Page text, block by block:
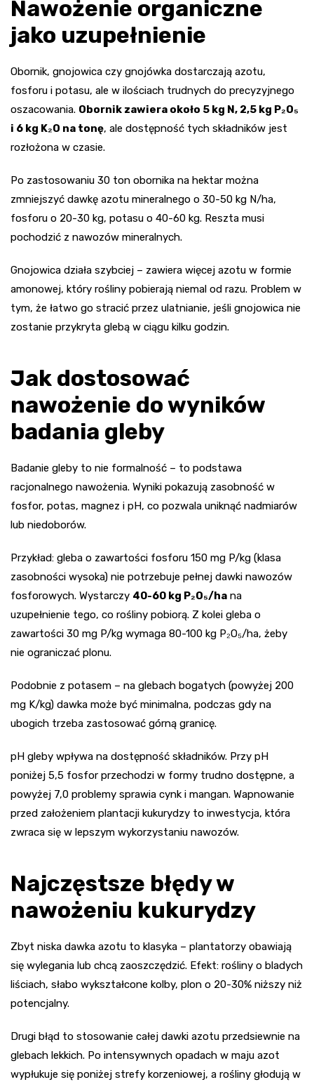
Nawożenie organiczne
jako uzupełnienie
Obornik, gnojowica czy gnojówka dostarczają azotu,
fosforu i potasu, ale w ilościach trudnych do precyzyjnego
oszacowania. Obornik zawiera około 5 kg N, 2,5 kg P₂O₅
i 6 kg K₂O na tonę, ale dostępność tych składników jest
rozłożona w czasie.
Po zastosowaniu 30 ton obornika na hektar można
zmniejszyć dawkę azotu mineralnego o 30-50 kg N/ha,
fosforu o 20-30 kg, potasu o 40-60 kg. Reszta musi
pochodzić z nawozów mineralnych.
Gnojowica działa szybciej – zawiera więcej azotu w formie
amonowej, który rośliny pobierają niemal od razu. Problem w
tym, że łatwo go stracić przez ulatnianie, jeśli gnojowica nie
zostanie przykryta glebą w ciągu kilku godzin.
Jak dostosować
nawożenie do wyników
badania gleby
Badanie gleby to nie formalność – to podstawa
racjonalnego nawożenia. Wyniki pokazują zasobność w
fosfor, potas, magnez i pH, co pozwala uniknąć nadmiarów
lub niedoborów.
Przykład: gleba o zawartości fosforu 150 mg P/kg (klasa
zasobności wysoka) nie potrzebuje pełnej dawki nawozów
fosforowych. Wystarczy 40-60 kg P₂O₅/ha na
uzupełnienie tego, co rośliny pobiorą. Z kolei gleba o
zawartości 30 mg P/kg wymaga 80-100 kg P₂O₅/ha, żeby
nie ograniczać plonu.
Podobnie z potasem – na glebach bogatych (powyżej 200
mg K/kg) dawka może być minimalna, podczas gdy na
ubogich trzeba zastosować górną granicę.
pH gleby wpływa na dostępność składników. Przy pH
poniżej 5,5 fosfor przechodzi w formy trudno dostępne, a
powyżej 7,0 problemy sprawia cynk i mangan. Wapnowanie
przed założeniem plantacji kukurydzy to inwestycja, która
zwraca się w lepszym wykorzystaniu nawozów.
Najczęstsze błędy w
nawożeniu kukurydzy
Zbyt niska dawka azotu to klasyka – plantatorzy obawiają
się wylegania lub chcą zaoszczędzić. Efekt: rośliny o bladych
liściach, słabo wykształcone kolby, plon o 20-30% niższy niż
potencjalny.
Drugi błąd to stosowanie całej dawki azotu przedsiewnie na
glebach lekkich. Po intensywnych opadach w maju azot
wypłukuje się poniżej strefy korzeniowej, a rośliny głodują w